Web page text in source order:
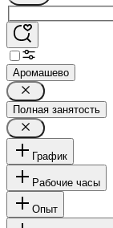
Аромашево
Полная занятость
График
Рабочие часы
Опыт